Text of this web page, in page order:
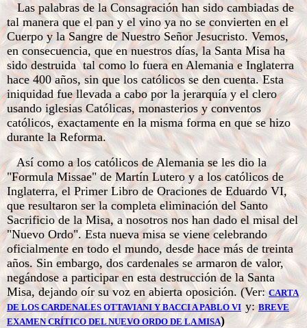
Las palabras de la Consagración han sido cambiadas de
tal manera que el pan y el vino ya no se convierten en el
Cuerpo y la Sangre de Nuestro Señor Jesucristo. Vemos,
en consecuencia, que en nuestros días, la Santa Misa ha
sido destruida tal como lo fuera en Alemania e Inglaterra
hace 400 años, sin que los católicos se den cuenta. Esta
iniquidad fue llevada a cabo por la jerarquía y el clero
usando iglesias Católicas, monasterios y conventos
católicos, exactamente en la misma forma en que se hizo
durante la Reforma.
Así como a los católicos de Alemania se les dio la
"Formula Missae" de Martín Lutero y a los católicos de
Inglaterra, el Primer Libro de Oraciones de Eduardo VI,
que resultaron ser la completa eliminación del Santo
Sacrificio de la Misa, a nosotros nos han dado el misal del
"Nuevo Ordo". Esta nueva misa se viene celebrando
oficialmente en todo el mundo, desde hace más de treinta
años. Sin embargo, dos cardenales se armaron de valor,
negándose a participar en esta destrucción de la Santa
Misa, dejando oír su voz en abierta oposición. (Ver:CARTA
DE LOS CARDENALES OTTAVIANI Y BACCI A PABLO VI y: BREVE
EXAMEN CRÍTICO DEL NUEVO ORDO DE LA MISA)